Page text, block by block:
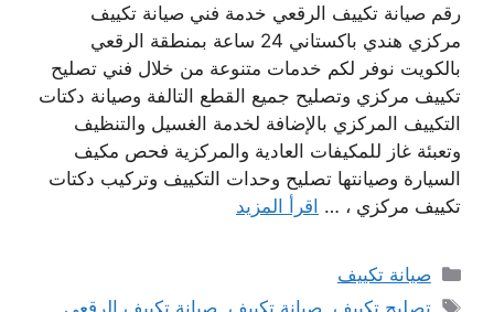
رقم صيانة تكييف الرقعي خدمة فني صيانة تكييف
مركزي هندي باكستاني 24 ساعة بمنطقة الرقعي
بالكويت نوفر لكم خدمات متنوعة من خلال فني تصليح
تكييف مركزي وتصليح جميع القطع التالفة وصيانة دكتات
التكييف المركزي بالإضافة لخدمة الغسيل والتنظيف
وتعبئة غاز للمكيفات العادية والمركزية فحص مكيف
السيارة وصيانتها تصليح وحدات التكييف وتركيب دكتات
تكييف مركزي ، … اقرأ المزيد
التصنيفات
صيانة تكييف
الوسوم
تصليح تكييف,صيانة تكييف,صيانة تكييف الرقعي,